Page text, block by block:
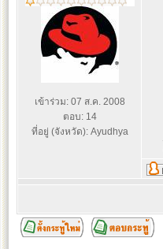
เข้าร่วม: 07 ส.ค. 2008
ตอบ: 14
ที่อยู่ (จังหวัด): Ayudhya